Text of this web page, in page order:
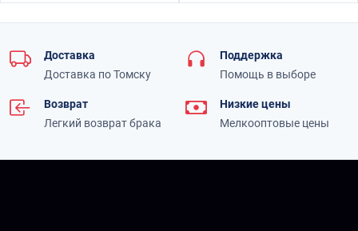
Доставка
Доставка по Томску
Поддержка
Помощь в выборе
Возврат
Легкий возврат брака
Низкие цены
Мелкооптовые цены